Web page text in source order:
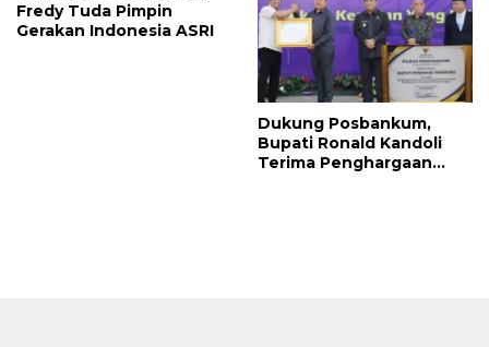
Fredy Tuda Pimpin
Gerakan Indonesia ASRI
Dukung Posbankum,
Bupati Ronald Kandoli
Terima Penghargaan